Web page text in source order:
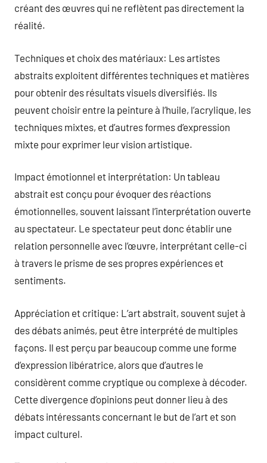
créant des œuvres qui ne reflètent pas directement la
réalité.
Techniques et choix des matériaux: Les artistes
abstraits exploitent différentes techniques et matières
pour obtenir des résultats visuels diversifiés. Ils
peuvent choisir entre la peinture à l’huile, l’acrylique, les
techniques mixtes, et d’autres formes d’expression
mixte pour exprimer leur vision artistique.
Impact émotionnel et interprétation: Un tableau
abstrait est conçu pour évoquer des réactions
émotionnelles, souvent laissant l’interprétation ouverte
au spectateur. Le spectateur peut donc établir une
relation personnelle avec l’œuvre, interprétant celle-ci
à travers le prisme de ses propres expériences et
sentiments.
Appréciation et critique: L’art abstrait, souvent sujet à
des débats animés, peut être interprété de multiples
façons. Il est perçu par beaucoup comme une forme
d’expression libératrice, alors que d’autres le
considèrent comme cryptique ou complexe à décoder.
Cette divergence d’opinions peut donner lieu à des
débats intéressants concernant le but de l’art et son
impact culturel.